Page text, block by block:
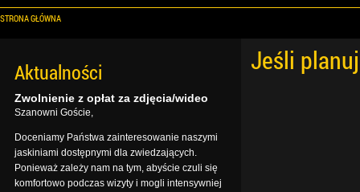
STRONA GŁÓWNA
Jeśli
Aktualności
Zwolnienie z opłat za zdjęcia/wideo
Szanowni Goście,
Doceniamy Państwa zainteresowanie naszymi
jaskiniami dostępnymi dla zwiedzających.
Ponieważ zależy nam na tym, abyście czuli się
komfortowo podczas wizyty i mogli intensywniej